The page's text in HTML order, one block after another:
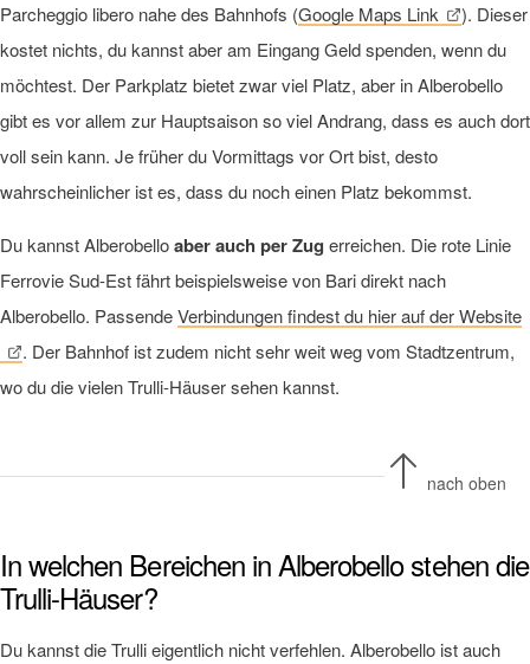
Parcheggio libero nahe des Bahnhofs (Google Maps Link
). Dieser
kostet nichts, du kannst aber am Eingang Geld spenden, wenn du
möchtest. Der Parkplatz bietet zwar viel Platz, aber in Alberobello
gibt es vor allem zur Hauptsaison so viel Andrang, dass es auch dort
voll sein kann. Je früher du Vormittags vor Ort bist, desto
wahrscheinlicher ist es, dass du noch einen Platz bekommst.
Du kannst Alberobelloaber auch per Zug erreichen. Die rote Linie
Ferrovie Sud-Est fährt beispielsweise von Bari direkt nach
Alberobello. PassendeVerbindungen findest du hier auf der Website
. Der Bahnhof ist zudem nicht sehr weit weg vom Stadtzentrum,
wo du die vielen Trulli-Häuser sehen kannst.
nach oben
In welchen Bereichen in Alberobello stehen die
Trulli-Häuser?
Du kannst die Trulli eigentlich nicht verfehlen. Alberobello ist auch